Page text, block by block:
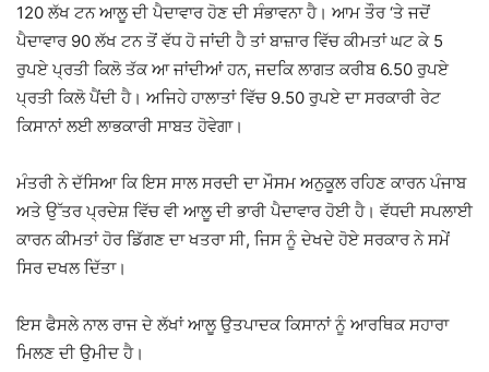
120 ਲੱਖ ਟਨ ਆਲੂ ਦੀ ਪੈਦਾਵਾਰ ਹੋਣ ਦੀ ਸੰਭਾਵਨਾ ਹੈ। ਆਮ ਤੌਰ ‘ਤੇ ਜਦੋਂ
ਪੈਦਾਵਾਰ 90 ਲੱਖ ਟਨ ਤੋਂ ਵੱਧ ਹੋ ਜਾਂਦੀ ਹੈ ਤਾਂ ਬਾਜ਼ਾਰ ਵਿੱਚ ਕੀਮਤਾਂ ਘਟ ਕੇ 5
ਰੁਪਏ ਪ੍ਰਤੀ ਕਿਲੋ ਤੱਕ ਆ ਜਾਂਦੀਆਂ ਹਨ, ਜਦਕਿ ਲਾਗਤ ਕਰੀਬ 6.50 ਰੁਪਏ
ਪ੍ਰਤੀ ਕਿਲੋ ਪੈਂਦੀ ਹੈ। ਅਜਿਹੇ ਹਾਲਾਤਾਂ ਵਿੱਚ 9.50 ਰੁਪਏ ਦਾ ਸਰਕਾਰੀ ਰੇਟ
ਕਿਸਾਨਾਂ ਲਈ ਲਾਭਕਾਰੀ ਸਾਬਤ ਹੋਵੇਗਾ।
ਮੰਤਰੀ ਨੇ ਦੱਸਿਆ ਕਿ ਇਸ ਸਾਲ ਸਰਦੀ ਦਾ ਮੌਸਮ ਅਨੁਕੂਲ ਰਹਿਣ ਕਾਰਨ ਪੰਜਾਬ
ਅਤੇ ਉੱਤਰ ਪ੍ਰਦੇਸ਼ ਵਿੱਚ ਵੀ ਆਲੂ ਦੀ ਭਾਰੀ ਪੈਦਾਵਾਰ ਹੋਈ ਹੈ। ਵੱਧਦੀ ਸਪਲਾਈ
ਕਾਰਨ ਕੀਮਤਾਂ ਹੋਰ ਡਿੱਗਣ ਦਾ ਖਤਰਾ ਸੀ, ਜਿਸ ਨੂੰ ਦੇਖਦੇ ਹੋਏ ਸਰਕਾਰ ਨੇ ਸਮੇਂ
ਸਿਰ ਦਖਲ ਦਿੱਤਾ।
ਇਸ ਫੈਸਲੇ ਨਾਲ ਰਾਜ ਦੇ ਲੱਖਾਂ ਆਲੂ ਉਤਪਾਦਕ ਕਿਸਾਨਾਂ ਨੂੰ ਆਰਥਿਕ ਸਹਾਰਾ
ਮਿਲਣ ਦੀ ਉਮੀਦ ਹੈ।